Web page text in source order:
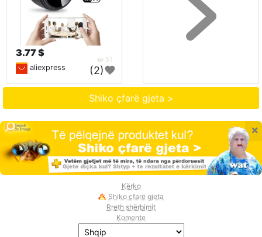
3.77 $
51
aliexpress (2)
Shiko çfarë gjeta >
×
Kërko
Shiko çfarë gjeta
Rreth shërbimit
Komente